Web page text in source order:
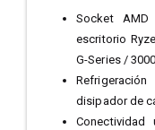
Socket
escritorio
G-Series /
disipador de
Conectividad